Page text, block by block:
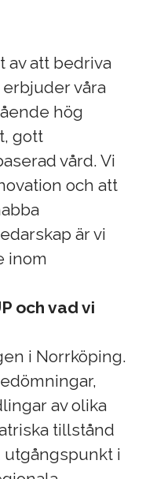
av att bedriva
våra
hög
gott
vård. Vi
och att
är vi
inom
och vad vi
i Norrköping.
av olika
tillstånd
i